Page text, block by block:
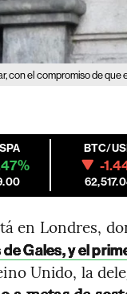
con el compromiso de
BTC/
-
en Londres,
Gales, y el
Unido, la